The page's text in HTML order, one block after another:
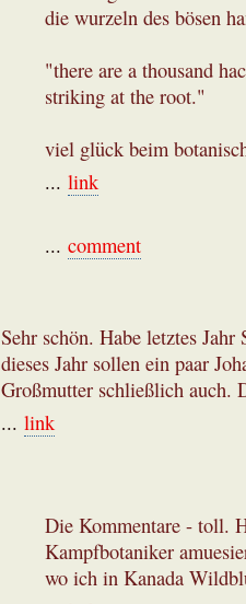
die wurzeln des bösen
"there are a thousand
striking at the root."
viel glück beim
... link
... comment
Sehr schön. Habe letztes
dieses Jahr sollen ein paar
Großmutter schließlich auch.
... link
Die Kommentare - toll.
Kampfbotaniker
wo ich in Kanada